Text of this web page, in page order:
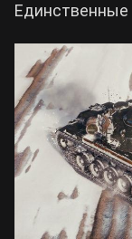
Единственные